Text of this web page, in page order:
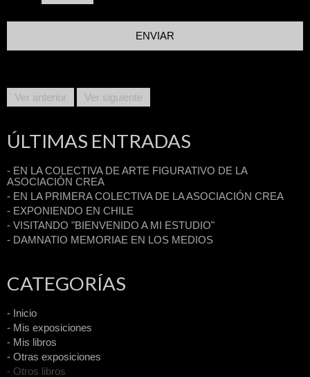
Ver anterior Ver siguiente
ÚLTIMAS ENTRADAS
- EN LA COLECTIVA DE ARTE FIGURATIVO DE LA
ASOCIACIÓN CREA
- EN LA PRIMERA COLECTIVA DE LA ASOCIACIÓN CREA
- EXPONIENDO EN CHILE
- VISITANDO "BIENVENIDO A MI ESTUDIO"
- DAMNATIO MEMORIAE EN LOS MEDIOS
CATEGORÍAS
- Inicio
- Mis exposiciones
- Mis libros
- Otras exposiciones
- Otros libros